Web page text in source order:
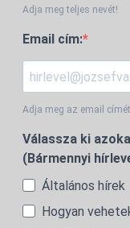
Adja meg teljes nevét!
Email cím:
Adja meg az email
Válassza ki
(Bármennyi
Általános hírek
Hogyan